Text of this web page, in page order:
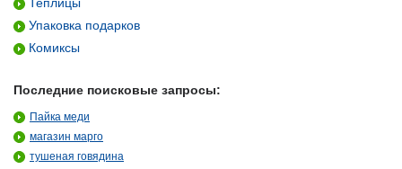
Упаковка подарков
Комиксы
Последние поисковые запросы:
Пайка меди
магазин марго
тушеная говядина